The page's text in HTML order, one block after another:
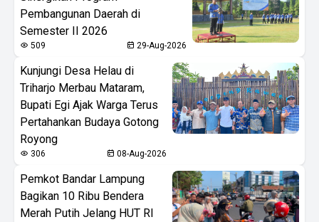
Pembangunan Daerah di
Semester II 2026
509 29-Aug-2026
Kunjungi Desa Helau di
Triharjo Merbau Mataram,
Bupati Egi Ajak Warga Terus
Pertahankan Budaya Gotong
Royong
306 08-Aug-2026
Pemkot Bandar Lampung
Bagikan 10 Ribu Bendera
Merah Putih Jelang HUT RI